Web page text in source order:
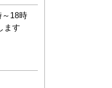
～18時
ます